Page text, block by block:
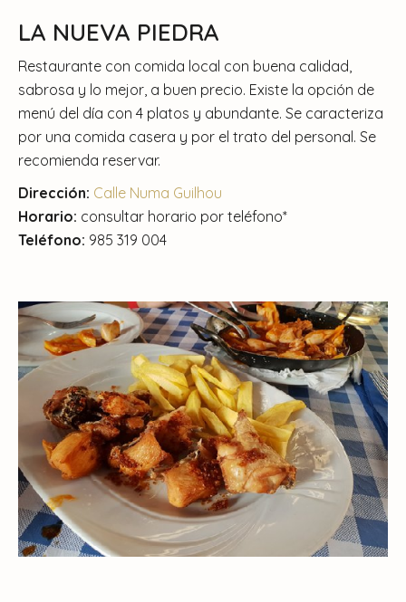
LA NUEVA PIEDRA
Restaurante con comida local con buena calidad,
sabrosa y lo mejor, a buen precio. Existe la opción de
menú del día con 4 platos y abundante. Se caracteriza
por una comida casera y por el trato del personal. Se
recomienda reservar.
Dirección: Calle Numa Guilhou
Horario: consultar horario por teléfono*
Teléfono: 985 319 004